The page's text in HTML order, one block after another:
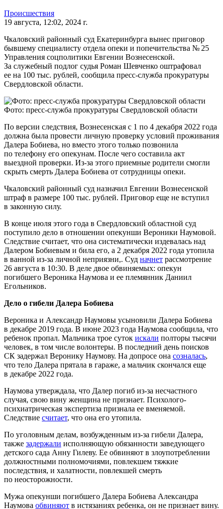
Происшествия
19 августа, 12:02, 2024 г.
Чкаловский районный суд Екатеринбурга вынес приговор
бывшему специалисту отдела опеки и попечительства № 25
Управления соцполитики Евгении Вознесенской.
За служебный подлог судья Роман Шевченко оштрафовал
ее на 100 тыс. рублей, сообщила пресс-служба прокуратуры
Свердловской области.
Фото: пресс-служба прокуратуры Свердловской области
По версии следствия, Вознесенская с 1 по 4 декабря 2022 года
должна была провести личную проверку условий проживания
Далера Бобиева, но вместо этого только позвонила
по телефону его опекунам. После чего составила акт
выездной проверки. Из-за этого приемные родители смогли
скрыть смерть Далера Бобиева от сотрудницы опеки.
Чкаловский районный суд назначил Евгении Вознесенской
штраф в размере 100 тыс. рублей. Приговор еще не вступил
в законную силу.
В конце июля этого года в Свердловский областной суд
поступило дело в отношении опекунши Вероники Наумовой.
Следствие считает, что она систематически издевалась над
Далером Бобиевым и била его, а 2 декабря 2022 года утопила
в ванной из-за личной неприязни,. Суд начнет рассмотрение
26 августа в 10:30. В деле двое обвиняемых: опекун
погибшего Вероника Наумова и ее племянник Даниил
Егольников.
Дело о гибели Далера Бобиева
Вероника и Александр Наумовы усыновили Далера Бобиева
в декабре 2019 года. В июне 2023 года Наумова сообщила, что
ребенок пропал. Мальчика трое суток искали полторы тысячи
человек, в том числе волонтеры. В последний день поисков
СК задержал Веронику Наумову. На допросе она созналась,
что тело Далера прятала в гараже, а мальчик скончался еще
в декабре 2022 года.
Наумова утверждала, что Далер погиб из-за несчастного
случая, свою вину женщина не признает. Психолого-
психиатрическая экспертиза признала ее вменяемой.
Следствие считает, что она его утопила.
По уголовным делам, возбужденным из-за гибели Далера,
также задержали исполняющую обязанности заведующего
детского сада Анну Гилеву. Ее обвиняют в злоупотреблении
должностными полномочиями, повлекшем тяжкие
последствия, и халатности, повлекшей смерть
по неосторожности.
Мужа опекунши погибшего Далера Бобиева Александра
Наумова обвиняют в истязаниях ребенка, он не признает вину.